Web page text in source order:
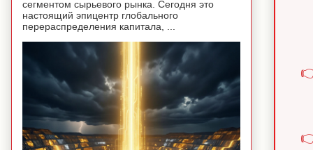
сегментом сырьевого рынка. Сегодня это
настоящий эпицентр глобального
перераспределения капитала, ...